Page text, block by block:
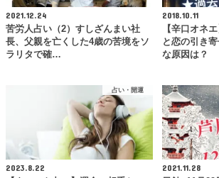
2021.12.24
苦労人占い（2）すしざんまい社
長、父親を亡くした4歳の苦境をソ
ラリタで確…
2018.10.11
【辛口オネ
と恋の引き
な原因は？
占い・開運
2023.8.22
2021.11.28